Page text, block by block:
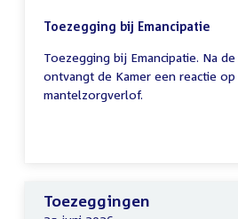
Toezegging bij Emancipatie
Toezegging bij Emancipatie. Na
ontvangt de Kamer een reactie
mantelzorgverlof.
Toezeggingen